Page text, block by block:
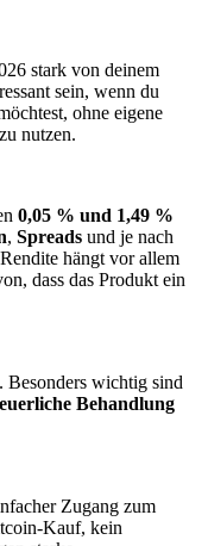
stark von deinem
sein, wenn du
ohne eigene
nutzen.
0,05 % und 1,49 %
, Spreads und je nach
hängt vor allem
dass das Produkt ein
Besonders wichtig sind
Behandlung
Zugang zum
Kauf, kein